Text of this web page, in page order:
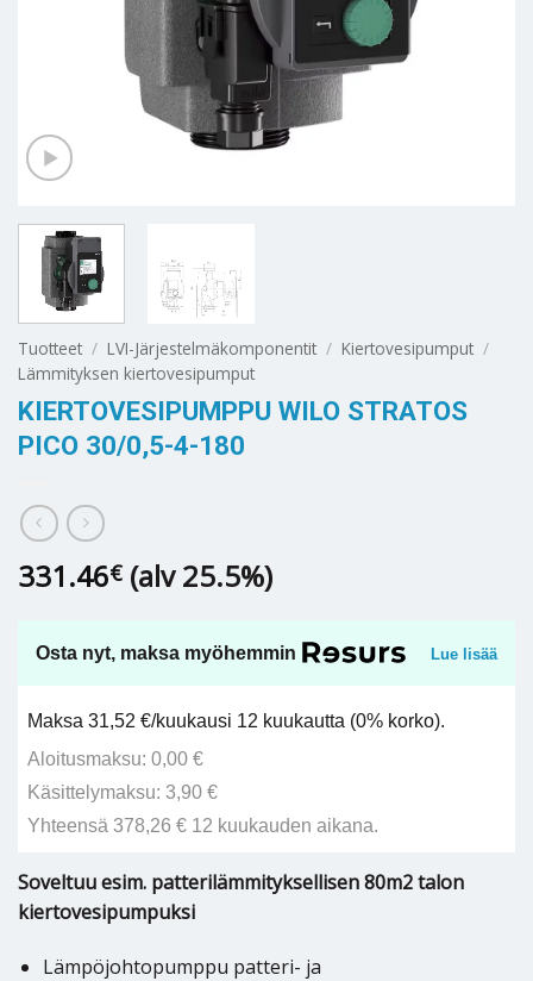
Tuotteet / LVI-Järjestelmäkomponentit / Kiertovesipumput /
Lämmityksen kiertovesipumput
KIERTOVESIPUMPPU WILO STRATOS
PICO 30/0,5-4-180
331.46€ (alv 25.5%)
Osta nyt, maksa myöhemmin Lue lisää
Maksa 31,52 €/kuukausi 12 kuukautta (0% korko).
Aloitusmaksu: 0,00 €
Käsittelymaksu: 3,90 €
Yhteensä 378,26 € 12 kuukauden aikana.
Soveltuu esim. patterilämmityksellisen 80m2 talon
kiertovesipumpuksi
Lämpöjohtopumppu patteri- ja